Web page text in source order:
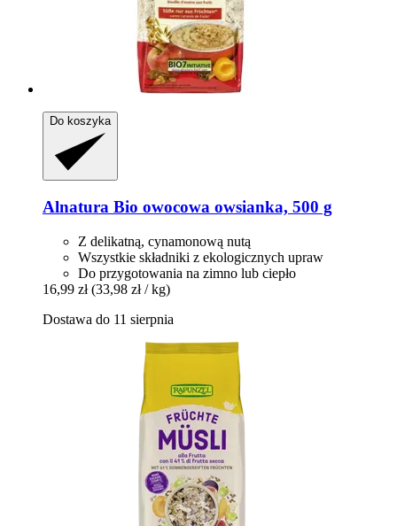
Do koszyka
Alnatura Bio owocowa owsianka, 500 g
Z delikatną, cynamonową nutą
Wszystkie składniki z ekologicznych upraw
Do przygotowania na zimno lub ciepło
16,99 zł (33,98 zł / kg)
Dostawa do 11 sierpnia